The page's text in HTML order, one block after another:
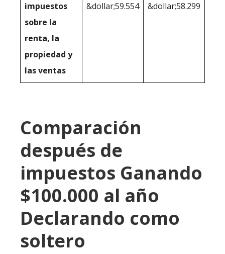
impuestos
sobre la
renta, la
propiedad y
las ventas
&dollar;59.554 &dollar;58.299
Comparación
después de
impuestos Ganando
$100.000 al año
Declarando como
soltero